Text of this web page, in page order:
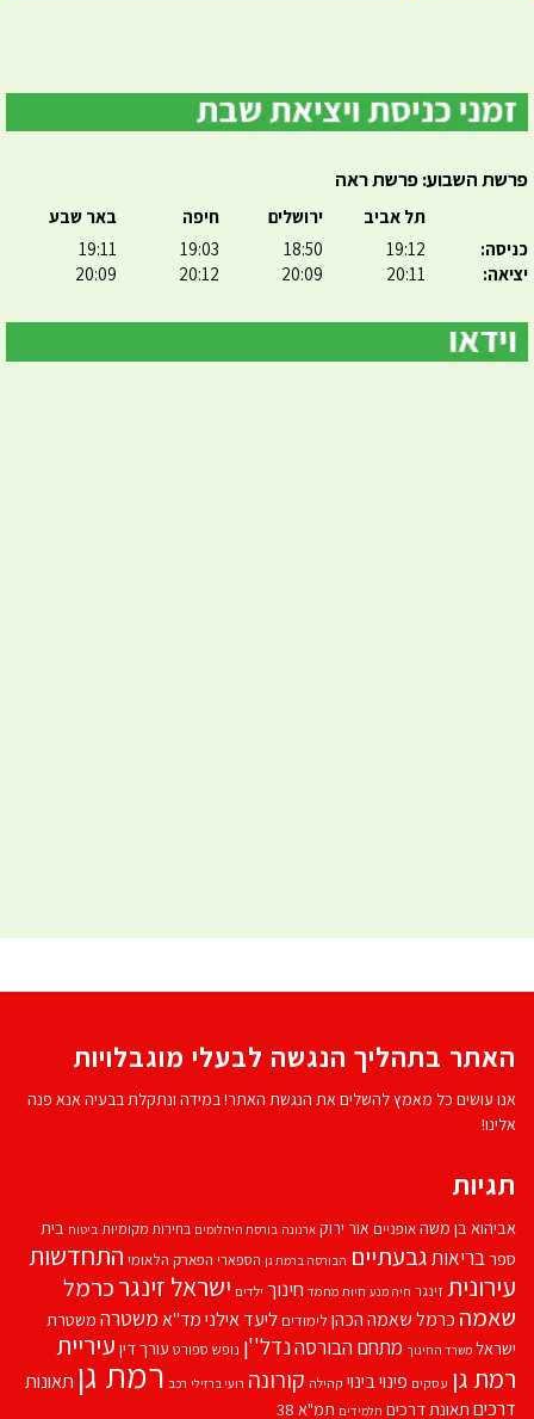
פרשת השבוע: פרשת ראה
כניסה:
יציאה:
תל אביב
19:12
20:11
ירושלים
18:50
20:09
חיפה
19:03
20:12
באר שבע
19:11
20:09
האתר בתהליך הנגשה לבעלי מוגבלויות
אנו עושים כל מאמץ להשלים את הנגשת האתר! במידה ונתקלת בבעיה אנא פנה
אלינו!
תגיות
אביהוא בן משהאופניים אור ירוק ארנונה בורסת היהלומים בחירות מקומיות ביטוח בית
ספרבריאותגבעתיים הבורסה ברמת גן הספארי הפארק הלאומי התחדשות
עירוניתזינגר חיה מנע חיות מחמד חינוך ילדים ישראל זינגרכרמל
שאמה כרמל שאמה הכהן לימודים ליעד אילנימד''אמשטרה משטרת
ישראל משרד החינוך מתחם הבורסהנדל''ן נופש ספורט עורך דין עיריית
רמת גן עסקים פינוי בינוי קהילה קורונה רועי ברזילי רכב רמת גן תאונות
דרכים תאונת דרכים תלמידים תמ"א 38